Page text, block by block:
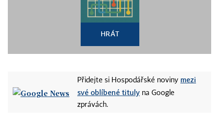
HRÁT
Přidejte si Hospodářské noviny mezi
své oblíbené tituly na Google
zprávách.